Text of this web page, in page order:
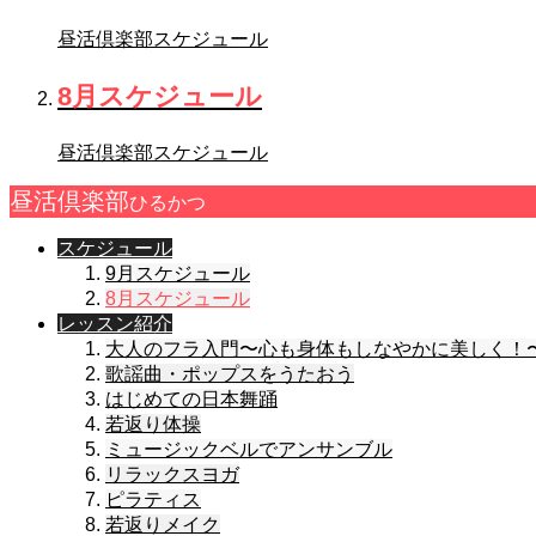
昼活倶楽部スケジュール
8月スケジュール
昼活倶楽部スケジュール
昼活倶楽部ひるかつ
スケジュール
9月スケジュール
8月スケジュール
レッスン紹介
大人のフラ入門〜心も身体もしなやかに美しく！
歌謡曲・ポップスをうたおう
はじめての日本舞踊
若返り体操
ミュージックベルでアンサンブル
リラックスヨガ
ピラティス
若返りメイク